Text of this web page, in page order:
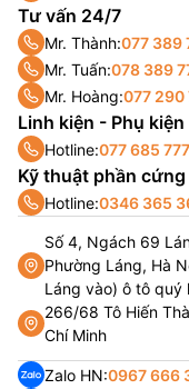
Tư vấn 24/7
Mr. Thành:077 389
Mr. Tuấn:078 389
Mr. Hoàng:077 290
Linh kiện - Phụ kiện
Hotline:077 685
Kỹ thuật phần cứng
Hotline:0346 365
Số 4, Ngách 69
Phường Láng, Hà
Láng vào) ô tô
266/68 Tô Hiến
Chí Minh
Zalo HN:0967 666